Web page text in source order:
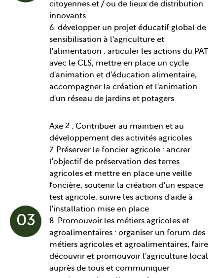
citoyennes et / ou de lieux de distribution
innovants
6. développer un projet éducatif global de
sensibilisation à l'agriculture et
l'alimentation : articuler les actions du PAT
avec le CLS, mettre en place un cycle
d'animation et d'éducation alimentaire,
accompagner la création et l'animation
d'un réseau de jardins et potagers
03
Axe 2 : Contribuer au maintien et au
développement des activités agricoles
7. Préserver le foncier agricole : ancrer
l'objectif de préservation des terres
agricoles et mettre en place une veille
foncière, soutenir la création d'un espace
test agricole, suivre les actions d'aide à
l'installation mise en place
8. Promouvoir les métiers agricoles et
agroalimentaires : organiser un forum des
métiers agricoles et agroalimentaires, faire
découvrir et promouvoir l'agriculture local
auprès de tous et communiquer